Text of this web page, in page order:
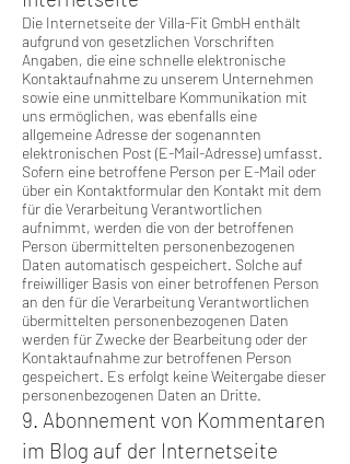
Die Internetseite der Villa-Fit GmbH enthält
aufgrund von gesetzlichen Vorschriften
Angaben, die eine schnelle elektronische
Kontaktaufnahme zu unserem Unternehmen
sowie eine unmittelbare Kommunikation mit
uns ermöglichen, was ebenfalls eine
allgemeine Adresse der sogenannten
elektronischen Post (E-Mail-Adresse) umfasst.
Sofern eine betroffene Person per E-Mail oder
über ein Kontaktformular den Kontakt mit dem
für die Verarbeitung Verantwortlichen
aufnimmt, werden die von der betroffenen
Person übermittelten personenbezogenen
Daten automatisch gespeichert. Solche auf
freiwilliger Basis von einer betroffenen Person
an den für die Verarbeitung Verantwortlichen
übermittelten personenbezogenen Daten
werden für Zwecke der Bearbeitung oder der
Kontaktaufnahme zur betroffenen Person
gespeichert. Es erfolgt keine Weitergabe dieser
personenbezogenen Daten an Dritte.
9. Abonnement von Kommentaren
im Blog auf der Internetseite